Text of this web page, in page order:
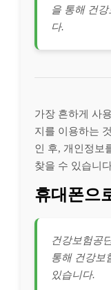
을 통해 건
다.
가장 흔하게 사
지를 이용하는
인 후, 개인정보
찾을 수 있습니
휴대폰으
건강보험공
통해 건강보
있습니다.